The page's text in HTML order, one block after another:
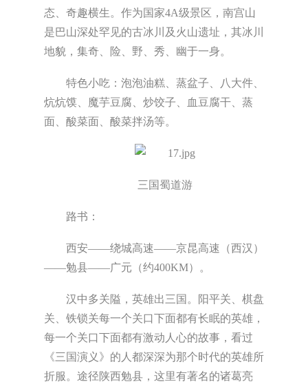
态、奇趣横生。作为国家4A级景区，南宫山
是巴山深处罕见的古冰川及火山遗址，其冰川
地貌，集奇、险、野、秀、幽于一身。
特色小吃：泡泡油糕、蒸盆子、八大件、
炕炕馍、魔芋豆腐、炒饺子、血豆腐干、蒸
面、酸菜面、酸菜拌汤等。
三国蜀道游
路书：
西安——绕城高速——京昆高速（西汉）
——勉县——广元（约400KM）。
汉中多关隘，英雄出三国。阳平关、棋盘
关、铁锁关每一个关口下面都有长眠的英雄，
每一个关口下面都有激动人心的故事，看过
《三国演义》的人都深深为那个时代的英雄所
折服。途径陕西勉县，这里有著名的诸葛亮